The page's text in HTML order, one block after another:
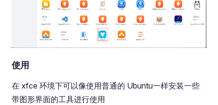
使用
在 xfce 环境下可以像使用普通的 Ubuntu一样安装一些
带图形界面的工具进行使用